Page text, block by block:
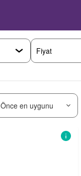
Fiyat
Önce en uygunu